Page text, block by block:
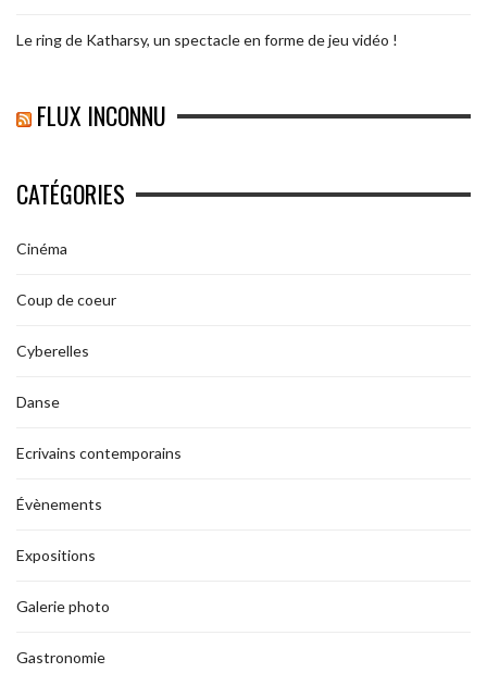
Le ring de Katharsy, un spectacle en forme de jeu vidéo !
FLUX INCONNU
CATÉGORIES
Cinéma
Coup de coeur
Cyberelles
Danse
Ecrivains contemporains
Évènements
Expositions
Galerie photo
Gastronomie